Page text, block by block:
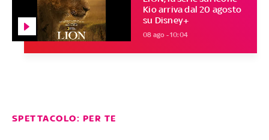
Kio arriva dal 20 agosto
su Disney+
08 ago - 10:04
SPETTACOLO: PER TE